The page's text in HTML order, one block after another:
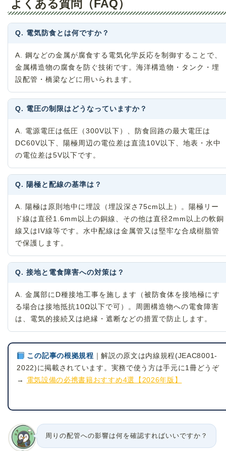
よくある質問（FAQ）
Q. 電気防食とは何ですか？
A. 鋼などの金属が腐食する電気化学反応を制御することで、
金属構造物の腐食を防ぐ技術です。海洋構造物・タンク・埋
設配管・橋梁などに用いられます。
Q. 電圧の制限はどうなっていますか？
A. 電源電圧は低圧（300V以下）、防食回路の最大電圧は
DC60V以下、陽極周辺の電位差は直流10V以下、地表・水中
の電位差は5V以下です。
Q. 陽極と配線の基準は？
A. 陽極は原則地中に埋設（埋設深さ75cm以上）。陽極リー
ド線は直径1.6mm以上の銅線、その他は直径2mm以上の軟銅
線又はIV線等です。水中配線は金属管又は堅牢な合成樹脂管
で保護します。
Q. 接地と電食障害への対策は？
A. 金属部にD種接地工事を施します（被防食体を接地極にす
る場合は接地抵抗10Ω以下で可）。周囲構造物への電食障害
は、電気的接続又は絶縁・遮断などの措置で防止します。
この記事の根拠規程 ｜解説の原文は内線規程(JEAC8001-
2022)に掲載されています。実務で使う方は手元に1冊どうぞ
→ 電気設備の必携書籍おすすめ4選【2026年版】
周りの配管への影響は何を確認すればいいですか？